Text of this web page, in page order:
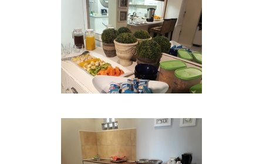
Wohnbereich / Küche und einem separaten
Schlafzimmer mit Doppelbett und Dusche en-
suite. Tagesbett im Wohnbereich. Ausgestattet mit
einem Kühlschrank, Wasserkocher, Toaster,
Mikrowelle, Snackwich Maker und elektrischer
Bratpfanne.
Einheit 3:
Badezimmer. Eine große offene Küche / Ess-und
Wohnbereich mit Schlafcouch. Ausgestattet mit:
Kühlschrank, Wasserkocher, Toaster, Mikrowelle,
Snackwich Maker, elektrische Bratpfanne,